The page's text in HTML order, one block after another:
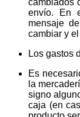
envío. En
mensaje
cambiar y
Los gastos
Es
la
signo
caja (en